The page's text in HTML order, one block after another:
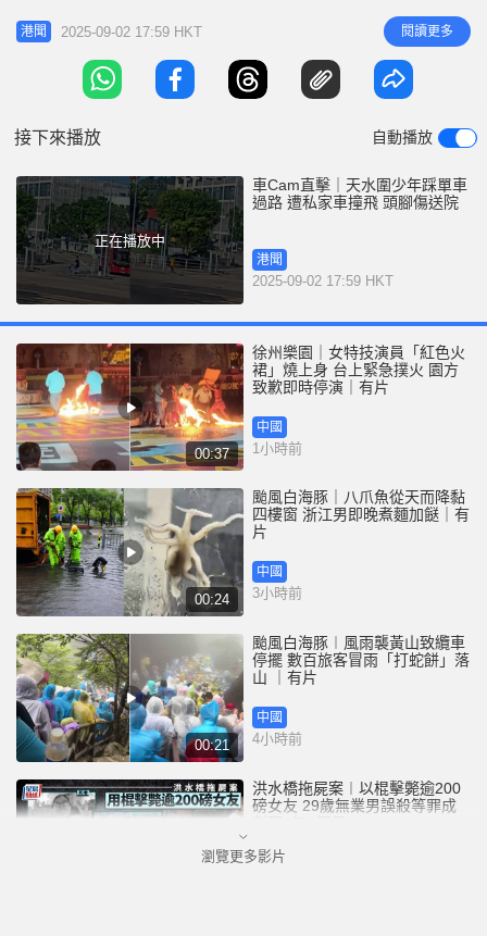
e
着共享單車橫越天柏路，期間黑色私家車由天城路轉
入，收掣不及將少年撞飛，狀甚駭人。私家車見狀隨
即煞停，司機落車查看倒地少年傷勢，少年事後仍有
意識，能自行坐起。意外原因在調查。
港聞 2025-09-02 17:59 HKT 閱讀更多
接下來播放 自動播放
正在播放中
車Cam直擊｜天水圍少年踩單車
過路 遭私家車撞飛 頭腳傷送院
港聞
2025-09-02 17:59 HKT
00:37
徐州樂園｜女特技演員「紅色火
裙」燒上身 台上緊急撲火 園方
致歉即時停演｜有片
中國
1小時前
00:24
颱風白海豚｜八爪魚從天而降黏
四樓窗 浙江男即晚煮麵加餸｜有
片
中國
3小時前
00:21
颱風白海豚︱風雨襲黃山致纜車
停擺 數百旅客冒雨「打蛇餅」落
山 ｜有片
中國
4小時前
洪水橋拖屍案︱以棍擊斃逾200
磅女友 29歲無業男誤殺等罪成
港聞
瀏覽更多影片